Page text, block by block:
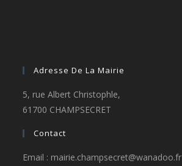
Adresse De La Mairie
5, rue Albert Christophle,
61700 CHAMPSECRET
Contact
Email : mairie.champsecret@wanadoo.fr